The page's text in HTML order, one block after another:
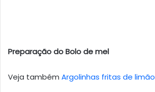
Preparação do Bolo de mel
Veja também Argolinhas fritas de limão